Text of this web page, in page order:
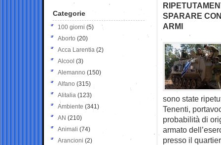
SPARARE
ARMI
sono state
Tenenti,
probabilità di
armato
presso il
Categorie
100 giorni (5)
Aborto (20)
Acca Larentia (2)
Alcool (3)
Alemanno (150)
Alfano (315)
Alitalia (123)
Ambiente (341)
AN (210)
Animali (74)
Arancioni (2)